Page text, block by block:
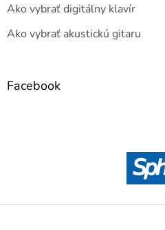
Ako vybrať digitálny klavír
Ako vybrať akustickú gitaru
Facebook